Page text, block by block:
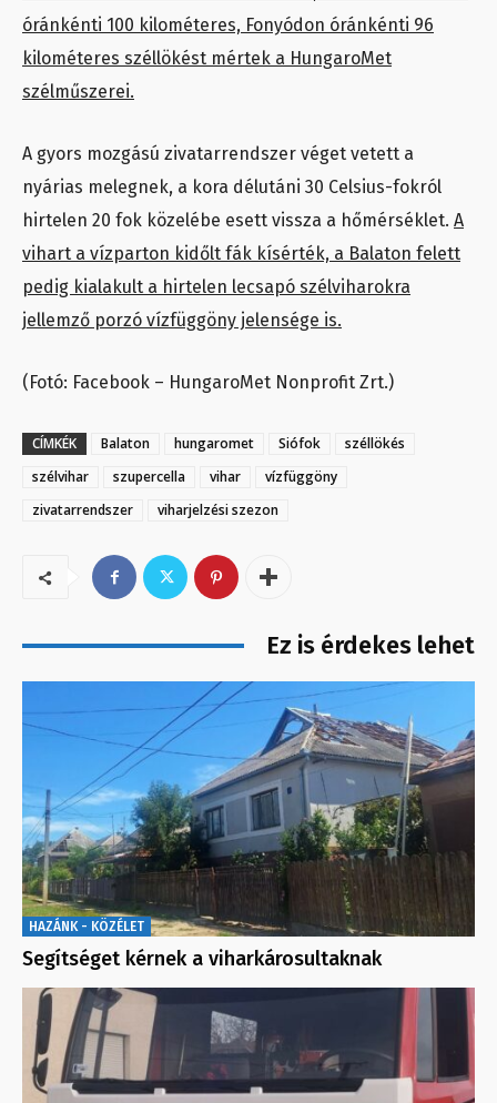
óránkénti 100 kilométeres, Fonyódon óránkénti 96
kilométeres széllökést mértek a HungaroMet
szélműszerei.
A gyors mozgású zivatarrendszer véget vetett a
nyárias melegnek, a kora délutáni 30 Celsius-fokról
hirtelen 20 fok közelébe esett vissza a hőmérséklet. A
vihart a vízparton kidőlt fák kísérték, a Balaton felett
pedig kialakult a hirtelen lecsapó szélviharokra
jellemző porzó vízfüggöny jelensége is.
(Fotó: Facebook – HungaroMet Nonprofit Zrt.)
CÍMKÉK Balaton hungaromet Siófok
széllökés
szélvihar
szupercella vihar
vízfüggöny
zivatarrendszer
viharjelzési szezon
Ez is érdekes lehet
HAZÁNK - KÖZÉLET
Segítséget kérnek a viharkárosultaknak